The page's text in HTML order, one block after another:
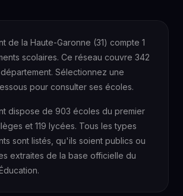
de la Haute-Garonne (31) compte 1
scolaires. Ce réseau couvre 342
Sélectionnez une
pour consulter ses écoles.
dispose de 903 écoles du premier
et 119 lycées. Tous les types
sont listés, qu'ils soient publics ou
extraites de la base officielle du